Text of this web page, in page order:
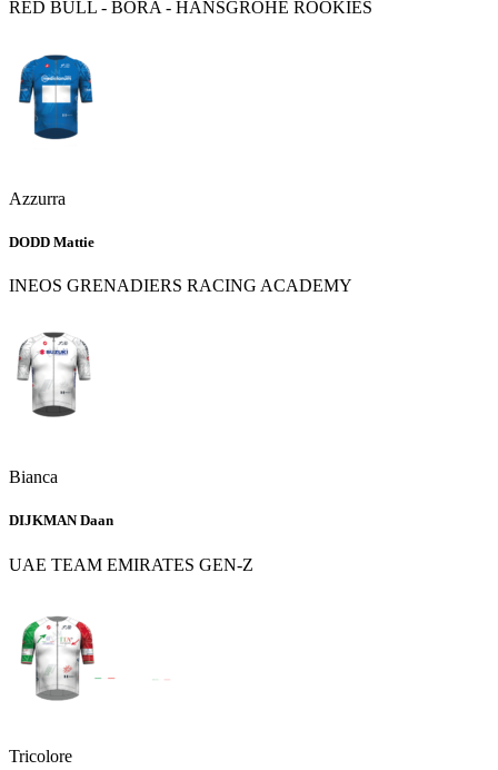
RED BULL - BORA - HANSGROHE ROOKIES
Azzurra
DODD Mattie
INEOS GRENADIERS RACING ACADEMY
Bianca
DIJKMAN Daan
UAE TEAM EMIRATES GEN-Z
Tricolore